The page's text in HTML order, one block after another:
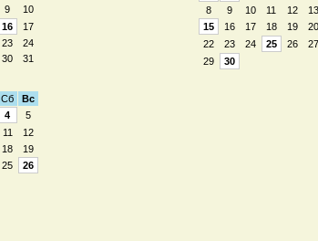
9
10
16
17
23
24
30 31
8
9 10 11 12 13
15
16 17 18 19 20
22
23 24 25 26 27
29
30
Сб
Вс
4
5
11
12
18
19
25
26